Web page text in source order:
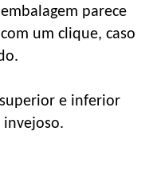
parece
um clique, caso
e inferior
invejoso.